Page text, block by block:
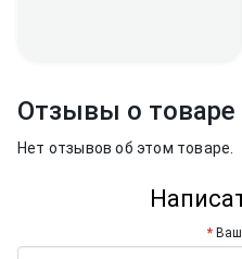
Отзывы о товаре
Нет отзывов об этом товаре.